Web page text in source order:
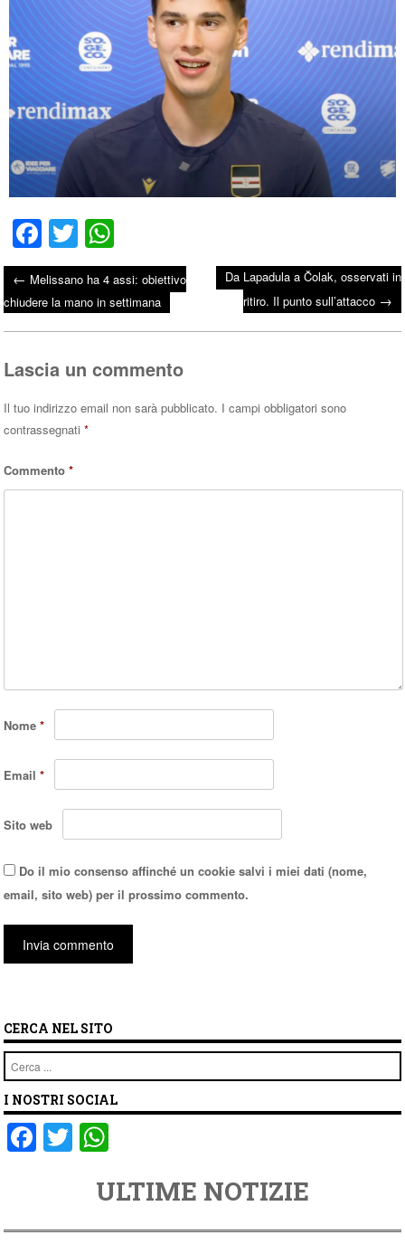
Fa
ce
bo
ok
T
wi
tte
r
ha
ts
A
Post navigation
← Melissano ha 4 assi: obiettivo
chiudere la mano in settimana
Da Lapadula a Čolak, osservati in
ritiro. Il punto sull’attacco →
Lascia un commento
Il tuo indirizzo email non sarà pubblicato. I campi obbligatori sono
contrassegnati*
Commento*
Nome*
Email*
Sito web
Do il mio consenso affinché un cookie salvi i miei dati (nome,
email, sito web) per il prossimo commento.
CERCA NEL SITO
Cerca
I NOSTRI SOCIAL
F
e
T
er
at
s
ULTIME NOTIZIE